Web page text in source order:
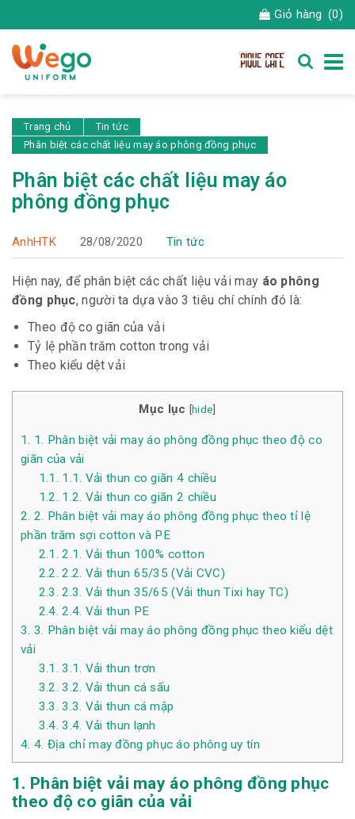
Giỏ hàng (0)
Trang chủ
Tin tức
Phân biệt các chất liệu may áo phông đồng phục
Phân biệt các chất liệu may áo
phông đồng phục
AnhHTK 28/08/2020 Tin tức
Hiện nay, để phân biệt các chất liệu vải may áo phông
đồng phục, người ta dựa vào 3 tiêu chí chính đó là:
Theo độ co giãn của vải
Tỷ lệ phần trăm cotton trong vải
Theo kiểu dệt vải
Mục lục [hide]
1. 1. Phân biệt vải may áo phông đồng phục theo độ co
giãn của vải
1.1. 1.1. Vải thun co giãn 4 chiều
1.2. 1.2. Vải thun co giãn 2 chiều
2. 2. Phân biệt vải may áo phông đồng phục theo tỉ lệ
phần trăm sợi cotton và PE
2.1. 2.1. Vải thun 100% cotton
2.2. 2.2. Vải thun 65/35 (Vải CVC)
2.3. 2.3. Vải thun 35/65 (Vải thun Tixi hay TC)
2.4. 2.4. Vải thun PE
3. 3. Phân biệt vải may áo phông đồng phục theo kiểu dệt
vải
3.1. 3.1. Vải thun trơn
3.2. 3.2. Vải thun cá sấu
3.3. 3.3. Vải thun cá mập
3.4. 3.4. Vải thun lạnh
4. 4. Địa chỉ may đồng phục áo phông uy tín
1. Phân biệt vải may áo phông đồng phục
theo độ co giãn của vải